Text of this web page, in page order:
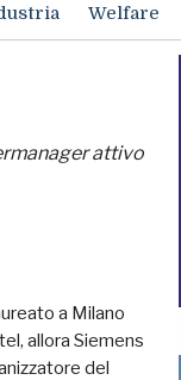
Welfare
attivo
a Milano
allora Siemens
del